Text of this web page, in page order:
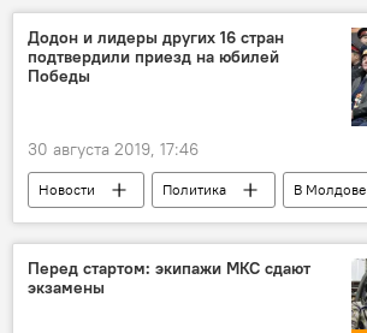
Додон и лидеры других 16 стран
подтвердили приезд на юбилей
Победы
30 августа 2019, 17:46
Новости Политика
В Молдове
Россия
Перед стартом: экипажи МКС сдают
экзамены